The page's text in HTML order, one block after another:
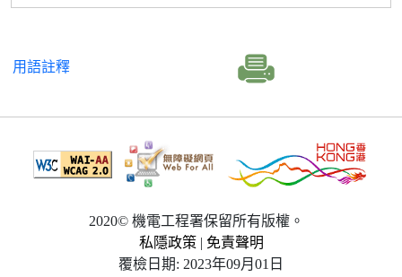
用語註釋
2020© 機電工程署保留所有版權。
私隱政策 | 免責聲明
覆檢日期: 2023年09月01日